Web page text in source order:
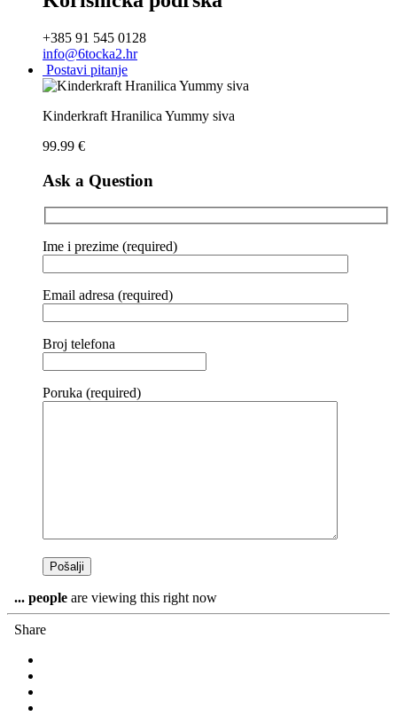
+385 91 545 0128
info@6tocka2.hr
Postavi pitanje
Kinderkraft Hranilica Yummy siva
99.99 €
Ask a Question
Ime i prezime (required)
Email adresa (required)
Broj telefona
Poruka (required)
... people are viewing this right now
Share